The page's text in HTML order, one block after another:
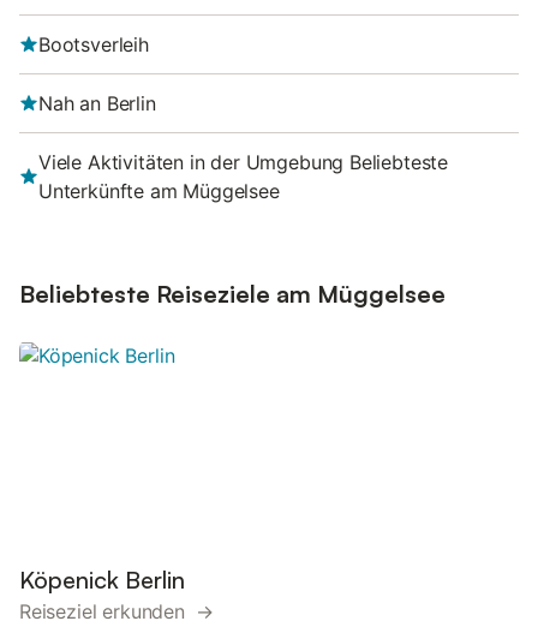
Bootsverleih
Nah an Berlin
Viele Aktivitäten in der Umgebung Beliebteste
Unterkünfte am Müggelsee
Beliebteste Reiseziele am Müggelsee
Köpenick Berlin
Reiseziel erkunden →